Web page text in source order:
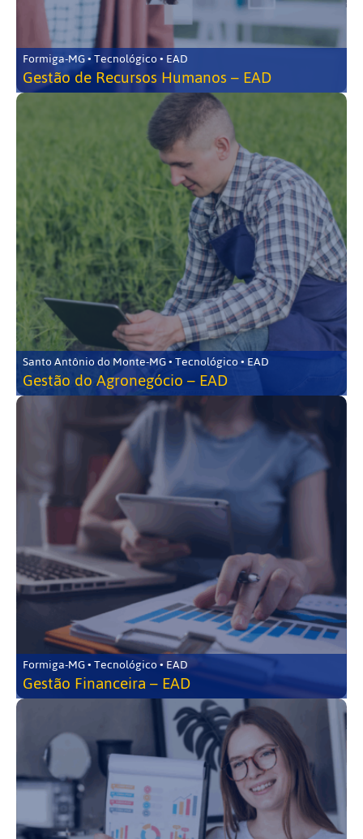
Formiga-MG • Tecnológico • EAD
Gestão de Recursos Humanos – EAD
Santo Antônio do Monte-MG • Tecnológico • EAD
Gestão do Agronegócio – EAD
Formiga-MG • Tecnológico • EAD
Gestão Financeira – EAD